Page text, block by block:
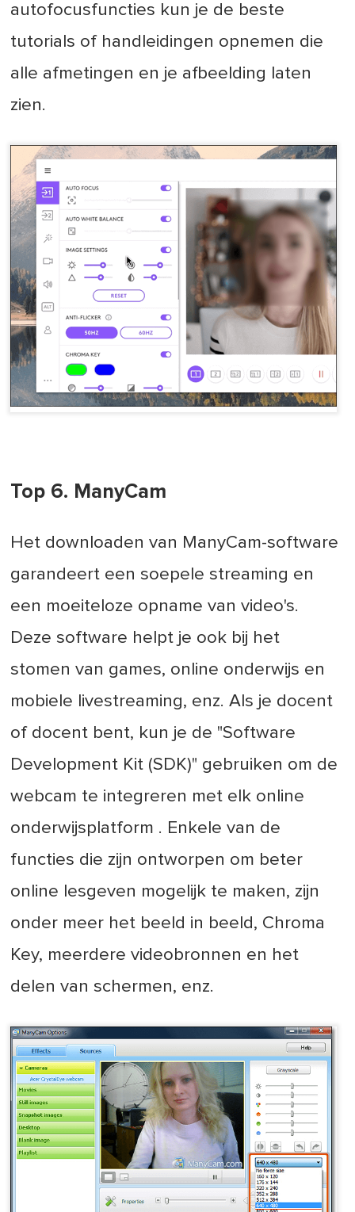
autofocusfuncties kun je de beste
tutorials of handleidingen opnemen die
alle afmetingen en je afbeelding laten
zien.
Top 6. ManyCam
Het downloaden van ManyCam-software
garandeert een soepele streaming en
een moeiteloze opname van video's.
Deze software helpt je ook bij het
stomen van games, online onderwijs en
mobiele livestreaming, enz. Als je docent
of docent bent, kun je de "Software
Development Kit (SDK)" gebruiken om de
webcam te integreren met elk online
onderwijsplatform . Enkele van de
functies die zijn ontworpen om beter
online lesgeven mogelijk te maken, zijn
onder meer het beeld in beeld, Chroma
Key, meerdere videobronnen en het
delen van schermen, enz.